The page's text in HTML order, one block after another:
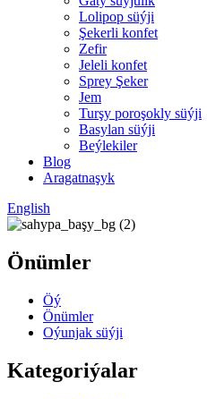
Lolipop süýji
Şekerli konfet
Zefir
Jeleli konfet
Sprey Şeker
Jem
Turşy poroşokly süýji
Basylan süýji
Beýlekiler
Blog
Aragatnaşyk
English
Önümler
Öý
Önümler
Oýunjak süýji
Kategoriýalar